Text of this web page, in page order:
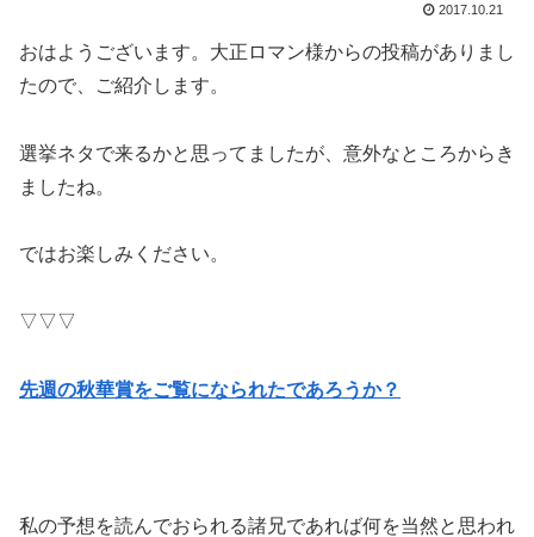
2017.10.21
おはようございます。大正ロマン様からの投稿がありまし
たので、ご紹介します。
選挙ネタで来るかと思ってましたが、意外なところからき
ましたね。
ではお楽しみください。
▽▽▽
先週の秋華賞をご覧になられたであろうか？
私の予想を読んでおられる諸兄であれば何を当然と思われ